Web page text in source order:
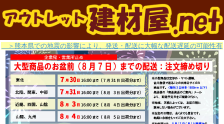
＞熊本県での地震の影響により、発送・配送に大幅な配送遅延の可能性有